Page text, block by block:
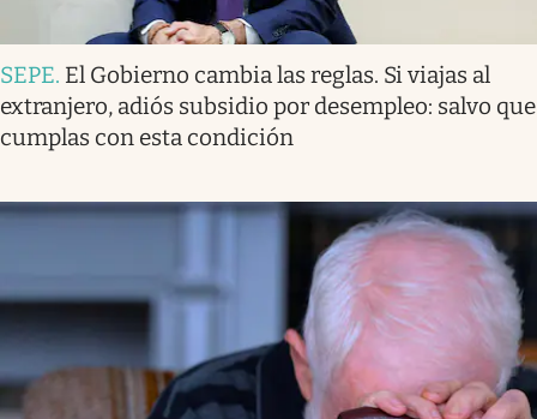
SEPE. El Gobierno cambia las reglas. Si viajas al
extranjero, adiós subsidio por desempleo: salvo que
cumplas con esta condición